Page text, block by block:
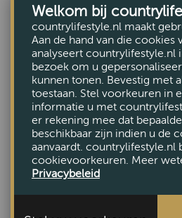
VAN €730,-
VOOR €615,-
Welkom bij
countrylifestyle.nl maakt
Aan de hand van die cookies
analyseert countrylifestyle.nl
bezoek om u
kunnen tonen. Bevestig met
toestaan. Stel voorkeuren in
informatie u met
er rekening mee dat
beschikbaar zijn indien u de
aanvaardt. countrylifestyle.nl
cookievoorkeuren. Meer
Privacybeleid